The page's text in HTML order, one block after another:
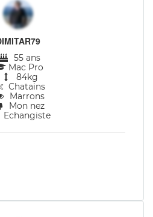
55 ans
Mac Pro
84kg
Chatains
Marrons
Mon nez
Echangiste